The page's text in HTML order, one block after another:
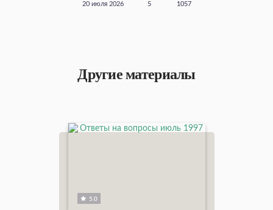
20 июля 2026 5 1057
Другие материалы
5.0